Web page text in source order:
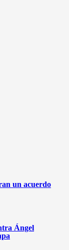
un acuerdo
Ángel